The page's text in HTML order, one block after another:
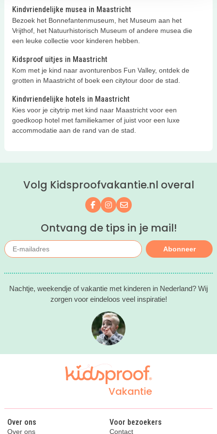
Kindvriendelijke musea in Maastricht
Bezoek het Bonnefantenmuseum, het Museum aan het
Vrijthof, het Natuurhistorisch Museum of andere musea die
een leuke collectie voor kinderen hebben.
Kidsproof uitjes in Maastricht
Kom met je kind naar avonturenbos Fun Valley, ontdek de
grotten in Maastricht of boek een citytour door de stad.
Kindvriendelijke hotels in Maastricht
Kies voor je citytrip met kind naar Maastricht voor een
goedkoop hotel met familiekamer of juist voor een luxe
accommodatie aan de rand van de stad.
Volg Kidsproofvakantie.nl overal
Volg ons op Facebook
Volg ons op Instagram
Mail ons
Ontvang de tips in je mail!
Abonneer
Nachtje, weekendje of vakantie met kinderen in Nederland? Wij
zorgen voor eindeloos veel inspiratie!
Vakantie
Over ons
Over ons
Voor bezoekers
Contact